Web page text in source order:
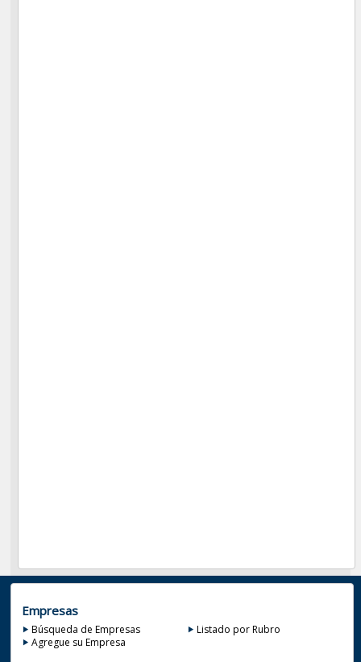
Empresas
Búsqueda de Empresas
Listado por Rubro
Agregue su Empresa